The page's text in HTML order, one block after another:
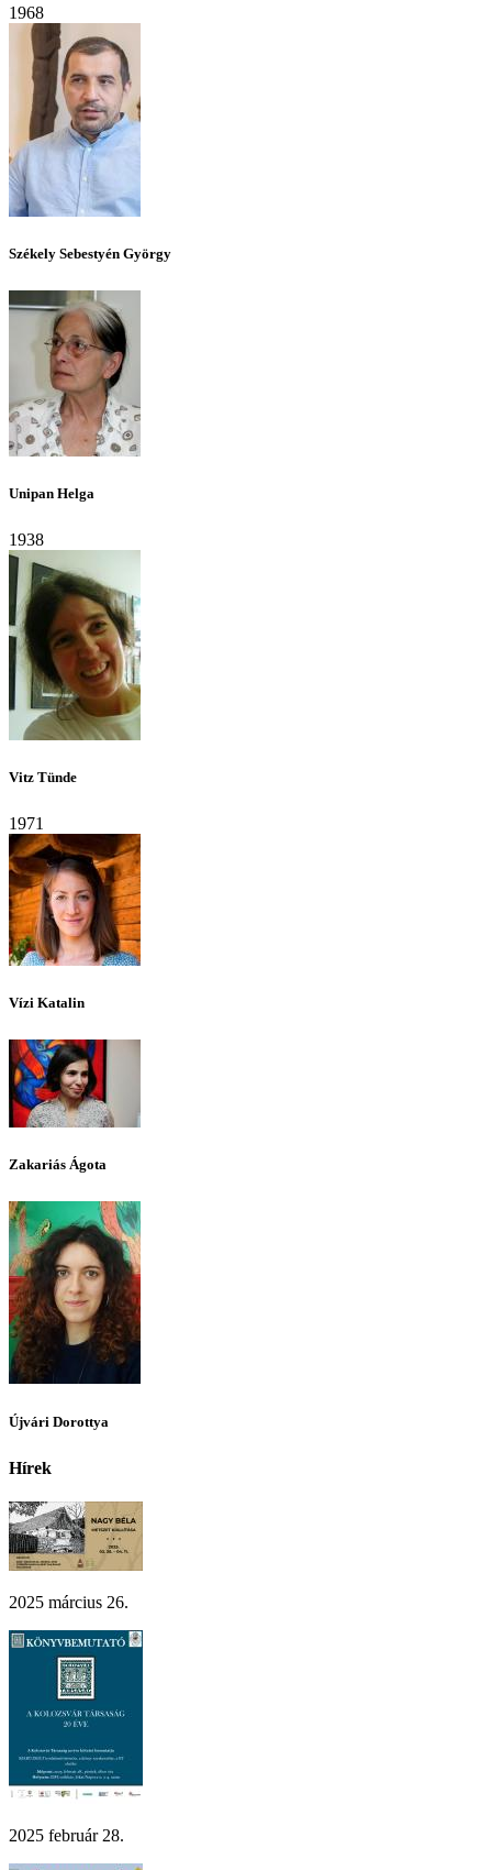
1968
Székely Sebestyén György
Unipan Helga
1938
Vitz Tünde
1971
Vízi Katalin
Zakariás Ágota
Újvári Dorottya
Hírek
2025 március 26.
2025 február 28.